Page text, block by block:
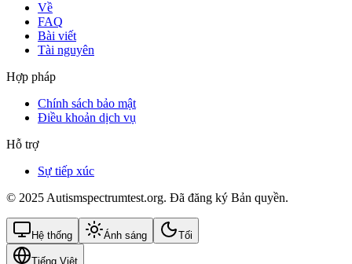
Về
FAQ
Bài viết
Tài nguyên
Hợp pháp
Chính sách bảo mật
Điều khoản dịch vụ
Hỗ trợ
Sự tiếp xúc
© 2025 Autismspectrumtest.org. Đã đăng ký Bản quyền.
Hệ thống Ánh sáng Tối
Tiếng Việt